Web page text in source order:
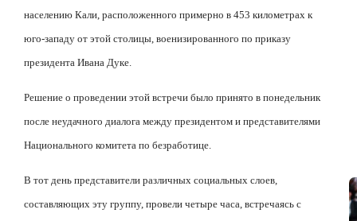
населению Кали, расположенного примерно в 453 километрах к
юго-западу от этой столицы, военизированного по приказу
президента Ивана Дуке.
Решение о проведении этой встречи было принято в понедельник
после неудачного диалога между президентом и представителями
Национального комитета по безработице.
В тот день представители различных социальных слоев,
составляющих эту группу, провели четыре часа, встречаясь с